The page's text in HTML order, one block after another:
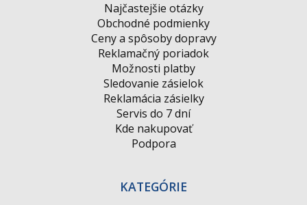
Najčastejšie otázky
Obchodné podmienky
Ceny a spôsoby dopravy
Reklamačný poriadok
Možnosti platby
Sledovanie zásielok
Reklamácia zásielky
Servis do 7 dní
Kde nakupovať
Podpora
KATEGÓRIE